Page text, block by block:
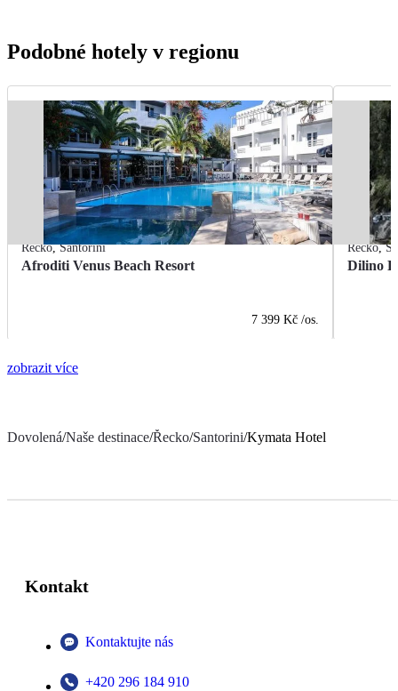
Podobné hotely v regionu
Řecko,Santorini
Afroditi Venus Beach Resort
7 399 Kč /os.
Řecko,
Dilino
zobrazit více
Dovolená/Naše destinace/Řecko/Santorini/Kymata Hotel
Kontakt
Kontaktujte nás
+420 296 184 910